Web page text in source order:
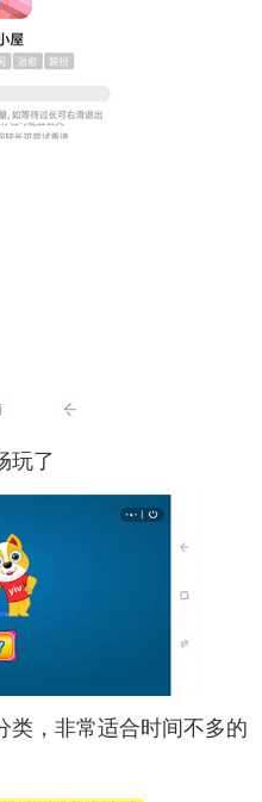
玩了
类，非常适合时间不多的